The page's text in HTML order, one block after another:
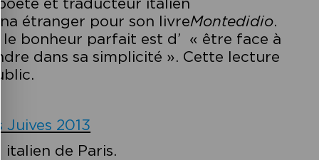
étranger pour son livreMontedidio.
bonheur parfait est d’ « être face à
dans sa simplicité ». Cette lecture
Juives 2013
de Paris.